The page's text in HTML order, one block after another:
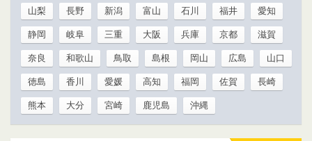
山梨 長野 新潟 富山 石川 福井 愛知
静岡 岐阜 三重 大阪 兵庫 京都 滋賀
奈良 和歌山 鳥取 島根 岡山 広島 山口
徳島 香川 愛媛 高知 福岡 佐賀 長崎
熊本 大分 宮崎 鹿児島 沖縄